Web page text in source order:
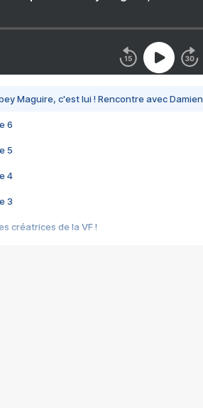
Maguire, c'est lui ! Rencontre avec
6
5
4
3
créatrices de la VF !